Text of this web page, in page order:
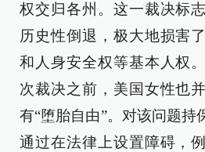
权交归各州。这一裁决标
历史性倒退，极大地损害
和人身安全权等基本人权
次裁决之前，美国女性也
有“堕胎自由”。对该问题持
通过在法律上设置障碍，